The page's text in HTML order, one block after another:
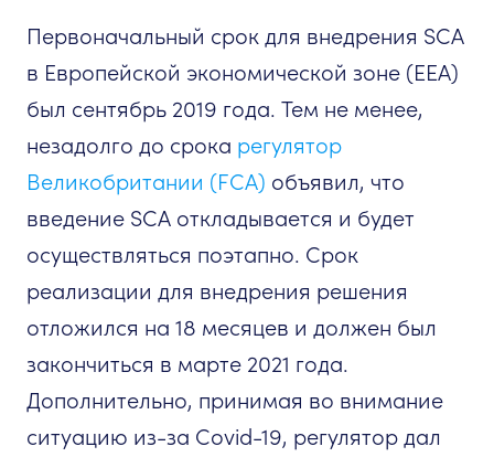
Первоначальный срок для внедрения SCA
в Европейской экономической зоне (EEA)
был сентябрь 2019 года. Тем не менее,
незадолго до срока регулятор
Великобритании (FCA) объявил, что
введение SCA откладывается и будет
осуществляться поэтапно. Срок
реализации для внедрения решения
отложился на 18 месяцев и должен был
закончиться в марте 2021 года.
Дополнительно, принимая во внимание
ситуацию из-за Covid-19, регулятор дал